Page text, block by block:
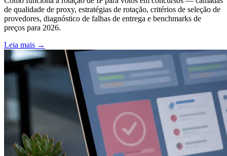
de qualidade de proxy, estratégias de rotação, critérios de seleção de
provedores, diagnóstico de falhas de entrega e benchmarks de
preços para 2026.
Leia mais →